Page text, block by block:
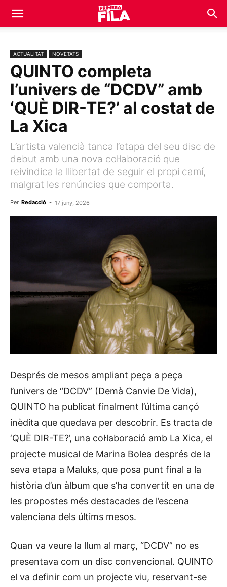
ACTUALITAT NOVETATS
QUINTO completa
l’univers de “DCDV” amb
‘QUÈ DIR-TE?’ al costat de
La Xica
L’artista valencià tanca l’etapa del seu disc de
debut amb una nova col·laboració que
reivindica la llibertat de seguir el propi camí,
malgrat les renúncies que comporta.
Per Redacció - 17 juny, 2026
Després de mesos ampliant peça a peça
l’univers de “DCDV” (Demà Canvie De Vida),
QUINTO ha publicat finalment l’última cançó
inèdita que quedava per descobrir. Es tracta de
‘QUÈ DIR-TE?’, una col·laboració amb La Xica, el
projecte musical de Marina Bolea després de la
seva etapa a Maluks, que posa punt final a la
història d’un àlbum que s’ha convertit en una de
les propostes més destacades de l’escena
valenciana dels últims mesos.
Quan va veure la llum al març, “DCDV” no es
presentava com un disc convencional. QUINTO
el va definir com un projecte viu, reservant-se